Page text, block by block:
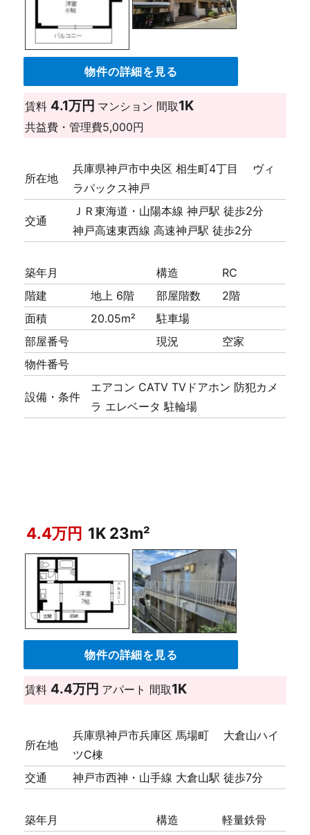
物件の詳細を見る
賃料 4.1万円 マンション 間取1K
共益費・管理費5,000円
所在地
兵庫県神戸市中央区 相生町4丁目 ヴィ
ラパックス神戸
交通
ＪＲ東海道・山陽本線 神戸駅 徒歩2分
神戸高速東西線 高速神戸駅 徒歩2分
築年月 構造
RC
階建
地上 6階 部屋階数
2階
面積
20.05m²
駐車場
部屋番号
現況
空家
物件番号
設備・条件
エアコン CATV TVドアホン 防犯カメ
ラ エレベータ 駐輪場
4.4万円 1K 23m²
物件の詳細を見る
賃料 4.4万円 アパート 間取1K
所在地
兵庫県神戸市兵庫区 馬場町 大倉山ハイ
ツC棟
交通
神戸市西神・山手線 大倉山駅 徒歩7分
築年月 構造
軽量鉄骨